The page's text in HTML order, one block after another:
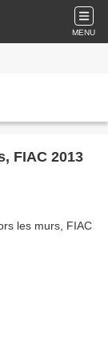
MENU
FIAC 2013